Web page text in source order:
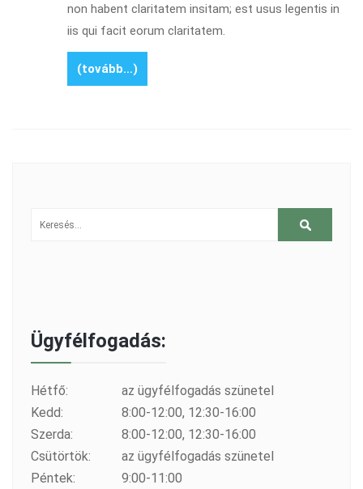
non habent claritatem insitam; est usus legentis in
iis qui facit eorum claritatem.
(tovább…)
Ügyfélfogadás:
Hétfő:
az ügyfélfogadás szünetel
Kedd:
8:00-12:00, 12:30-16:00
Szerda:
8:00-12:00, 12:30-16:00
Csütörtök:
az ügyfélfogadás szünetel
Péntek:
9:00-11:00